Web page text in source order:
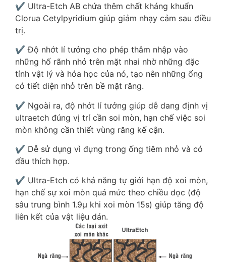
✔️ Ultra-Etch AB chứa thêm chất kháng khuẩn
Clorua Cetylpyridium giúp giảm nhạy cảm sau điều
trị.
✔️ Độ nhớt lí tưởng cho phép thâm nhập vào
những hố rãnh nhỏ trên mặt nhai nhờ những đặc
tính vật lý và hóa học của nó, tạo nên những ống
có tiết diện nhỏ trên bề mặt răng.
✔️ Ngoài ra, độ nhớt lí tưởng giúp dễ dang định vị
ultraetch đúng vị trí cần soi mòn, hạn chế việc soi
mòn không cần thiết vùng răng kế cận.
✔️ Dễ sử dụng vì đựng trong ống tiêm nhỏ và có
đầu thích hợp.
✔️ Ultra-Etch có khả năng tự giới hạn độ xoi mòn,
hạn chế sự xoi mòn quá mức theo chiều dọc (độ
sâu trung bình 1.9µ khi xoi mòn 15s) giúp tăng độ
liên kết của vật liệu dán.